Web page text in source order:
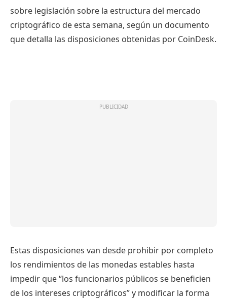
sobre legislación sobre la estructura del mercado
criptográfico de esta semana, según un documento
que detalla las disposiciones obtenidas por CoinDesk.
Estas disposiciones van desde prohibir por completo
los rendimientos de las monedas estables hasta
impedir que “los funcionarios públicos se beneficien
de los intereses criptográficos” y modificar la forma